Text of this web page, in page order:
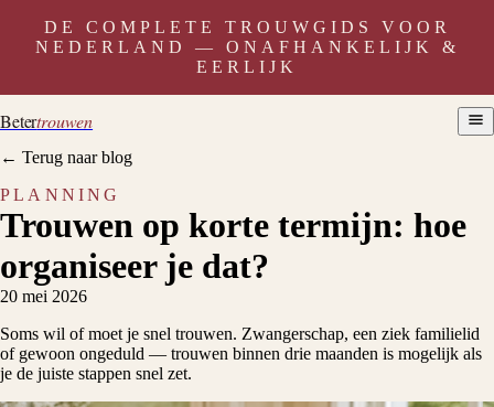
DE COMPLETE TROUWGIDS VOOR
NEDERLAND — ONAFHANKELIJK &
EERLIJK
Betertrouwen
← Terug naar blog
PLANNING
Trouwen op korte termijn: hoe
organiseer je dat?
20 mei 2026
Soms wil of moet je snel trouwen. Zwangerschap, een ziek familielid
of gewoon ongeduld — trouwen binnen drie maanden is mogelijk als
je de juiste stappen snel zet.